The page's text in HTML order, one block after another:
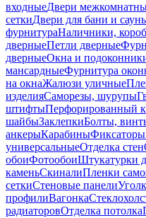
входныеДвери
сеткиДвери для бани и
фурнитураНаличники,
дверныеПетли дверные
дверныеОкна и
мансардныеФурнитура
на окнаЖалюзи уличные
изделияСаморезы, шурупы
штифтыПерфорированный
шайбыЗаклепкиБолты,
анкерыКарабины
универсальныеОтделка стен
обоиФотообоиШтукатурки
каменьСкиналиПленки
сеткиСтеновые панели
профилиВагонка
радиаторовОтделка потолка